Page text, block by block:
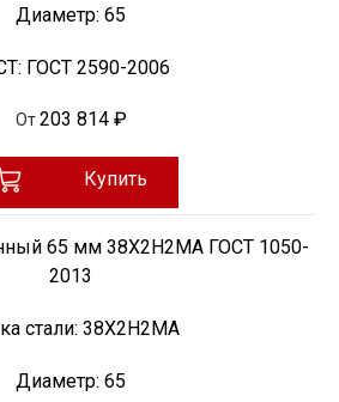
Диаметр: 65
ГОСТ 2590-2006
От 203 814 ₽
Купить
65 мм 38Х2Н2МА ГОСТ 1050-
2013
стали: 38Х2Н2МА
Диаметр: 65